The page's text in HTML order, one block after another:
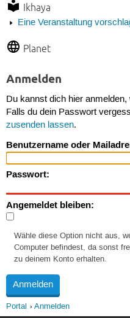
Ikhaya
Eine Veranstaltung
Planet
Anmelden
Du kannst dich hier anmelden,
Falls du dein Passwort
zusenden lassen.
Benutzername oder
Passwort:
Angemeldet bleiben:
Wähle diese Option nicht aus,
Computer befindest, da sonst
zu deinem Konto erhalten.
Portal Anmelden